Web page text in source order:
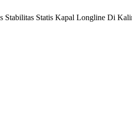
Stabilitas Statis Kapal Longline Di